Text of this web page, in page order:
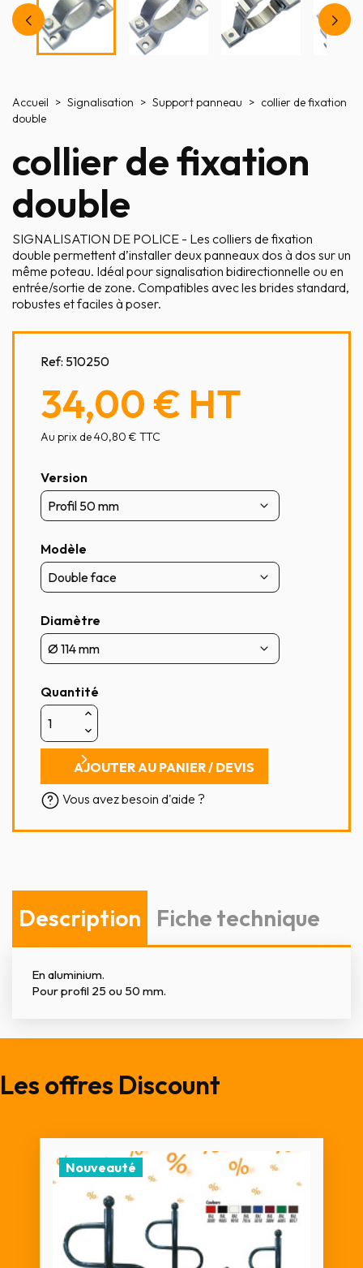
Accueil Signalisation Support panneau
collier de fixation
double
collier de fixation
double
SIGNALISATION DE POLICE - Les colliers de fixation
double permettent d’installer deux panneaux dos à dos sur un
même poteau. Idéal pour signalisation bidirectionnelle ou en
entrée/sortie de zone. Compatibles avec les brides standard,
robustes et faciles à poser.
Ref: 510250
34,00 € HT
Au prix de 40,80 € TTC
Version
Modèle
Diamètre
Quantité
AJOUTER AU PANIER / DEVIS
Vous avez besoin d'aide ?
Description Fiche technique
En aluminium.
Pour profil 25 ou 50 mm.
Les offres Discount
Nouveauté